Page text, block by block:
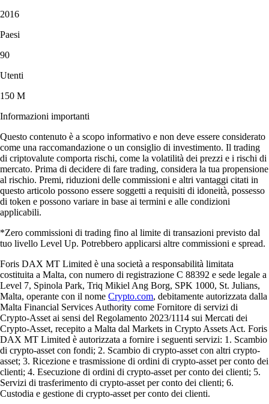
2016
Paesi
90
Utenti
150 M
Informazioni importanti
Questo contenuto è a scopo informativo e non deve essere considerato
come una raccomandazione o un consiglio di investimento. Il trading
di criptovalute comporta rischi, come la volatilità dei prezzi e i rischi di
mercato. Prima di decidere di fare trading, considera la tua propensione
al rischio. Premi, riduzioni delle commissioni e altri vantaggi citati in
questo articolo possono essere soggetti a requisiti di idoneità, possesso
di token e possono variare in base ai termini e alle condizioni
applicabili.
*Zero commissioni di trading fino al limite di transazioni previsto dal
tuo livello Level Up. Potrebbero applicarsi altre commissioni e spread.
Foris DAX MT Limited è una società a responsabilità limitata
costituita a Malta, con numero di registrazione C 88392 e sede legale a
Level 7, Spinola Park, Triq Mikiel Ang Borg, SPK 1000, St. Julians,
Malta, operante con il nome Crypto.com, debitamente autorizzata dalla
Malta Financial Services Authority come Fornitore di servizi di
Crypto-Asset ai sensi del Regolamento 2023/1114 sui Mercati dei
Crypto-Asset, recepito a Malta dal Markets in Crypto Assets Act. Foris
DAX MT Limited è autorizzata a fornire i seguenti servizi: 1. Scambio
di crypto-asset con fondi; 2. Scambio di crypto-asset con altri crypto-
asset; 3. Ricezione e trasmissione di ordini di crypto-asset per conto dei
clienti; 4. Esecuzione di ordini di crypto-asset per conto dei clienti; 5.
Servizi di trasferimento di crypto-asset per conto dei clienti; 6.
Custodia e gestione di crypto-asset per conto dei clienti.